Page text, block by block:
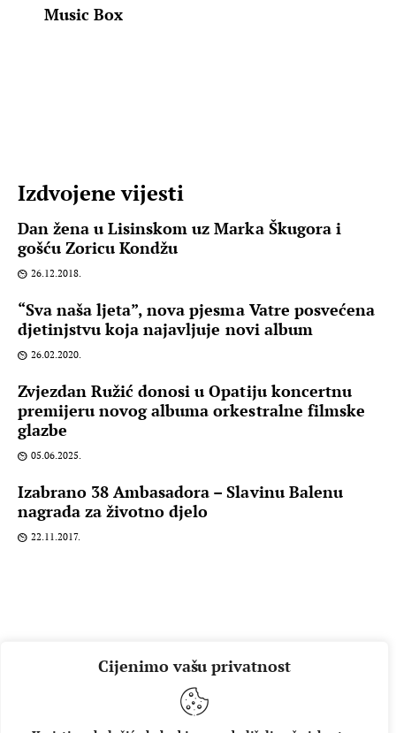
Cijenimo vašu privatnost
Music Box
Izdvojene vijesti
Dan žena u Lisinskom uz Marka Škugora i
gošću Zoricu Kondžu
26.12.2018.
“Sva naša ljeta”, nova pjesma Vatre posvećena
djetinjstvu koja najavljuje novi album
26.02.2020.
Zvjezdan Ružić donosi u Opatiju koncertnu
premijeru novog albuma orkestralne filmske
glazbe
05.06.2025.
Izabrano 38 Ambasadora – Slavinu Balenu
nagrada za životno djelo
22.11.2017.